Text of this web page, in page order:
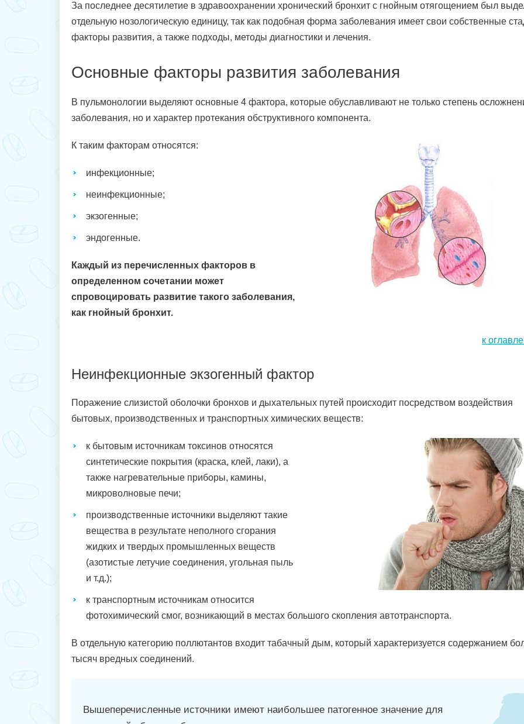
За последнее десятилетие в здравоохранении хронический бронхит с гнойным отягощением был
отдельную нозологическую единицу, так как подобная форма заболевания имеет свои собственные
факторы развития, а также подходы, методы диагностики и лечения.
Основные факторы развития заболевания
В пульмонологии выделяют основные 4 фактора, которые обуславливают не только степень
заболевания, но и характер протекания обструктивного компонента.
К таким факторам относятся:
инфекционные;
неинфекционные;
экзогенные;
эндогенные.
Каждый из перечисленных факторов в
определенном сочетании может
спровоцировать развитие такого заболевания,
как гнойный бронхит.
к
Неинфекционные экзогенный фактор
Поражение слизистой оболочки бронхов и дыхательных путей происходит посредством воздействия
бытовых, производственных и транспортных химических веществ:
к бытовым источникам токсинов относятся
синтетические покрытия (краска, клей, лаки), а
также нагревательные приборы, камины,
микроволновые печи;
производственные источники выделяют такие
вещества в результате неполного сгорания
жидких и твердых промышленных веществ
(азотистые летучие соединения, угольная пыль
и т.д.);
к транспортным источникам относится
фотохимический смог, возникающий в местах большого скопления автотранспорта.
В отдельную категорию поллютантов входит табачный дым, который характеризуется содержанием
тысяч вредных соединений.
Вышеперечисленные источники имеют наибольшее патогенное значение для